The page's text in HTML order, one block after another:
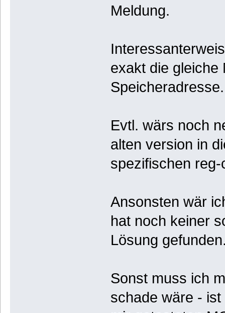
Meldung.
exakt die gleiche
Speicheradresse.
Evtl. wärs noch
alten version in
spezifischen
Ansonsten wär
hat noch keiner
Lösung
Sonst muss ich
schade wäre -